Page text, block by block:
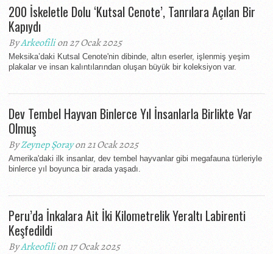
200 İskeletle Dolu ‘Kutsal Cenote’, Tanrılara Açılan Bir
Kapıydı
ByArkeofilion 27 Ocak 2025
Meksika’daki Kutsal Cenote'nin dibinde, altın eserler, işlenmiş yeşim
plakalar ve insan kalıntılarından oluşan büyük bir koleksiyon var.
Dev Tembel Hayvan Binlerce Yıl İnsanlarla Birlikte Var
Olmuş
ByZeynep Şorayon 21 Ocak 2025
Amerika'daki ilk insanlar, dev tembel hayvanlar gibi megafauna türleriyle
binlerce yıl boyunca bir arada yaşadı.
Peru’da İnkalara Ait İki Kilometrelik Yeraltı Labirenti
Keşfedildi
ByArkeofilion 17 Ocak 2025